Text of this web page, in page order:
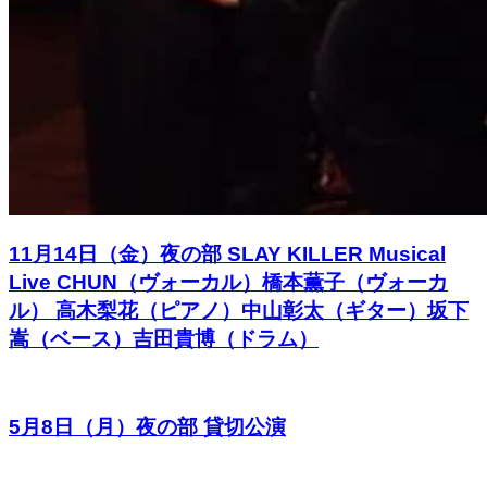
11月14日（金）夜の部 SLAY KILLER Musical
Live CHUN（ヴォーカル）橋本薫子（ヴォーカ
ル） 高木梨花（ピアノ）中山彰太（ギター）坂下
嵩（ベース）吉田貴博（ドラム）
5月8日（月）夜の部 貸切公演